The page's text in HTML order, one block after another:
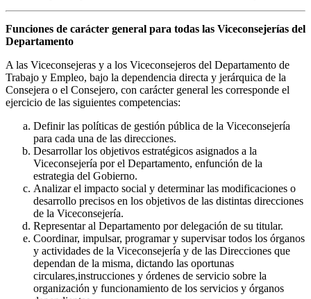
Funciones de carácter general para todas las Viceconsejerías del
Departamento
A las Viceconsejeras y a los Viceconsejeros del Departamento de
Trabajo y Empleo, bajo la dependencia directa y jerárquica de la
Consejera o el Consejero, con carácter general les corresponde el
ejercicio de las siguientes competencias:
Definir las políticas de gestión pública de la Viceconsejería
para cada una de las direcciones.
Desarrollar los objetivos estratégicos asignados a la
Viceconsejería por el Departamento, enfunción de la
estrategia del Gobierno.
Analizar el impacto social y determinar las modificaciones o
desarrollo precisos en los objetivos de las distintas direcciones
de la Viceconsejería.
Representar al Departamento por delegación de su titular.
Coordinar, impulsar, programar y supervisar todos los órganos
y actividades de la Viceconsejería y de las Direcciones que
dependan de la misma, dictando las oportunas
circulares,instrucciones y órdenes de servicio sobre la
organización y funcionamiento de los servicios y órganos